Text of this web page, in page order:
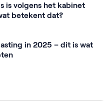
is volgens het kabinet
betekent dat?
in 2025 – dit is wat